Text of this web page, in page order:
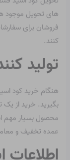
های تحویل موجود
فروشان برای
کنند.
تولید
هنگام خرید کود
بگیرید. خرید از یک
محصول بسیار مهم
عمده تخفیف و